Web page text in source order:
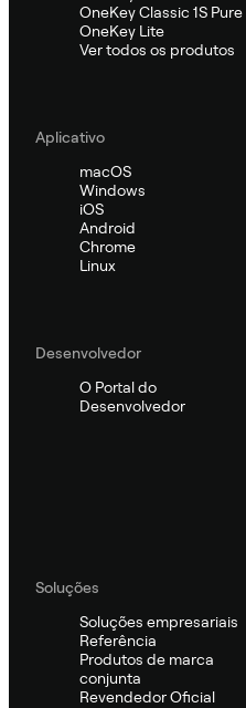
OneKey Classic 1S Pure
OneKey Lite
Ver todos os produtos
Aplicativo
macOS
Windows
iOS
Android
Chrome
Linux
Desenvolvedor
O Portal do
Desenvolvedor
Soluções
Soluções empresariais
Referência
Produtos de marca
conjunta
Revendedor Oficial